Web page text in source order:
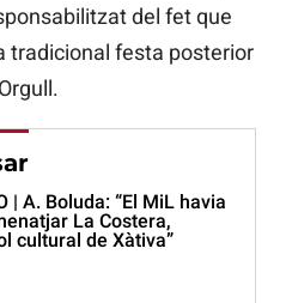
del fet que
tradicional festa posterior
| A. Boluda: “El MiL havia
La Costera,
cultural de Xàtiva”